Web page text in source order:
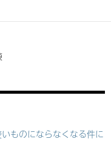
ものにならなくなる件に